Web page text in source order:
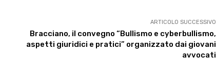
ARTICOLO SUCCESSIVO
Bracciano, il convegno “Bullismo e cyberbullismo,
aspetti giuridici e pratici” organizzato dai giovani
avvocati